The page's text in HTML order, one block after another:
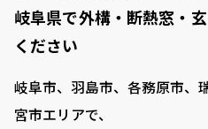
岐阜県で外構・断熱窓・
ください
岐阜市、羽島市、各務原市、
宮市エリアで、